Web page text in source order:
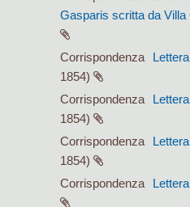
Gasparis scritta da Villa
Corrispondenza
1854)
Corrispondenza
1854)
Corrispondenza
1854)
Corrispondenza